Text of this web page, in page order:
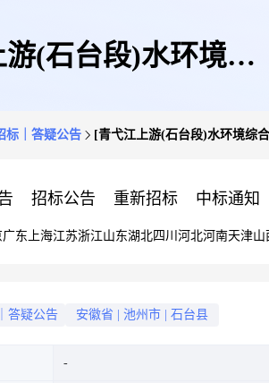
(石台段)水环境综
标｜答疑公告 [青弋江上游(石台段)水环境综
招标公告 重新招标 中标通知
广东 上海江苏浙江山东湖北四川 河北河南天津山
答疑公告 安徽省 池州市 石台县